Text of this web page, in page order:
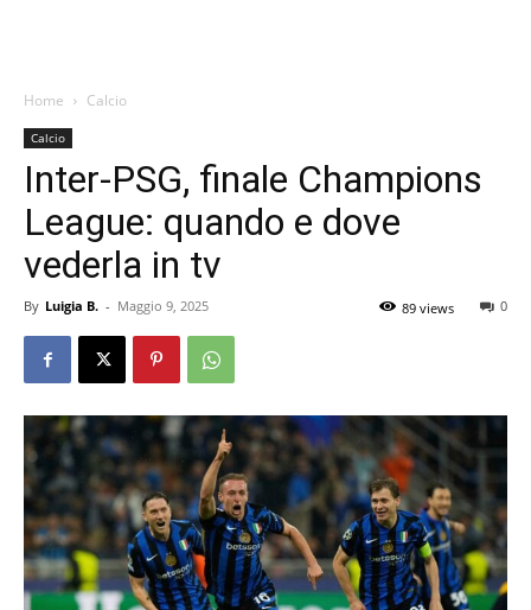
Home Calcio
Calcio
Inter-PSG, finale Champions
League: quando e dove
vederla in tv
By Luigia B. - Maggio 9, 2025 0
89 views